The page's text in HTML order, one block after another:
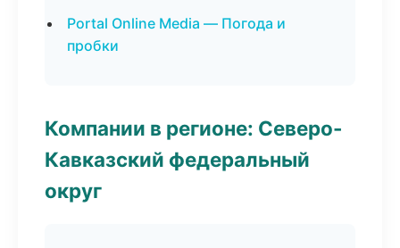
Portal Online Media — Погода и
пробки
Компании в регионе: Северо-
Кавказский федеральный
округ